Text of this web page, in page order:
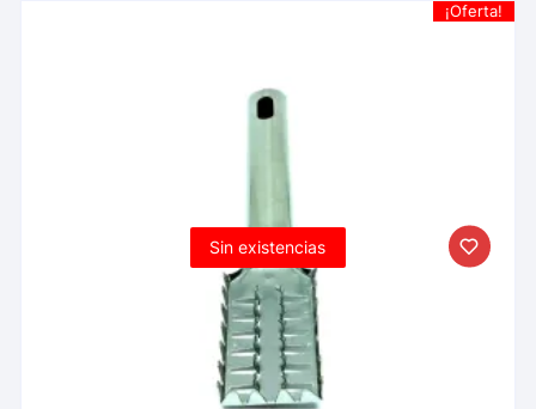
Sin existencias
¡Oferta!